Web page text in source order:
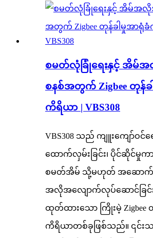
စမတ်လုံခြုံရေးနှင့် အိမ်
စနစ်အတွက် Zigbee တုန်ခ
ကိရိယာ | VBS308
VBS308 သည် ကျူးကျော်ဝင်ရ
ထောက်လှမ်းခြင်း၊ ပိုင်ဆိုင်မှုက
စမတ်အိမ် သို့မဟုတ် အဆော
အလိုအလျောက်လုပ်ဆောင်ခြင်
ထုတ်ထားသော ကြိုးမဲ့ Zigbee
ကိရိယာတစ်ခုဖြစ်သည်။ ၎င်းသည်